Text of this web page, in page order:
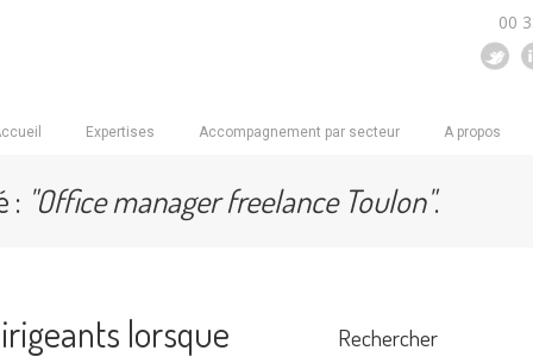
00
Expertises Accompagnement par secteur A propos
: "Office manager freelance Toulon".
lorsque
Rechercher